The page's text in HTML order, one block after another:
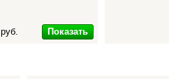
руб. Показать